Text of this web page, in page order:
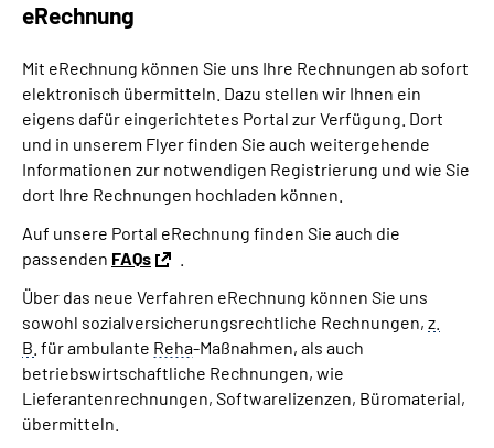
eRechnung
Mit eRechnung können Sie uns Ihre Rechnungen ab sofort
elektronisch übermitteln. Dazu stellen wir Ihnen ein
eigens dafür eingerichtetes Portal zur Verfügung. Dort
und in unserem Flyer finden Sie auch weitergehende
Informationen zur notwendigen Registrierung und wie Sie
dort Ihre Rechnungen hochladen können.
Auf unsere Portal eRechnung finden Sie auch die
passenden FAQs
Über das neue Verfahren eRechnung können Sie uns
sowohl sozialversicherungsrechtliche Rechnungen, z.
B. für ambulante Reha-Maßnahmen, als auch
betriebswirtschaftliche Rechnungen, wie
Lieferantenrechnungen, Softwarelizenzen, Büromaterial,
übermitteln.